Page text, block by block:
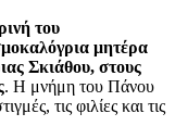
του
μητέρα
Σκιάθου, στους
. Η μνήμη του Πάνου
τις φιλίες και τις